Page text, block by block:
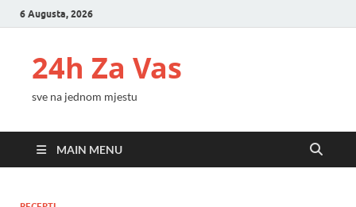
6 Augusta, 2026
24h Za Vas
sve na jednom mjestu
MAIN MENU